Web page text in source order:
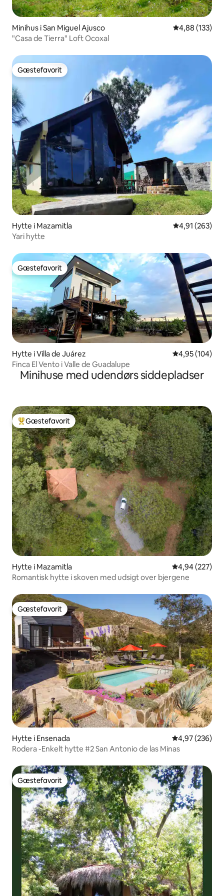
Minihus i San Miguel Ajusco 4,88 ud af 5 i
4,88 (133)
"Casa de Tierra" Loft Ocoxal
Gæstefavorit
Gæstefavorit
Hytte i Mazamitla 4,91 ud af 5 i
4,91 (263)
Yari hytte
Gæstefavorit
Gæstefavorit
Hytte i Villa de Juárez 4,95 ud af 5 i
4,95 (104)
Finca El Vento i Valle de Guadalupe
Minihuse med udendørs siddepladser
Bedste gæstefavorit
Gæstefavorit
Hytte i Mazamitla 4,94 ud af 5 i
4,94 (227)
Romantisk hytte i skoven med udsigt over bjergene
Gæstefavorit
Gæstefavorit
Hytte i Ensenada 4,97 ud af 5 i
4,97 (236)
Rodera -Enkelt hytte #2 San Antonio de las Minas
Gæstefavorit
Gæstefavorit